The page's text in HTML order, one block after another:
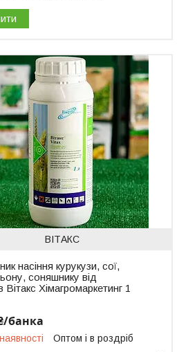
ВІТАКС
насіння курукузи, сої,
соняшнику від
Вітакс Хімагромаркетинг 1
банка
Оптом і в роздріб